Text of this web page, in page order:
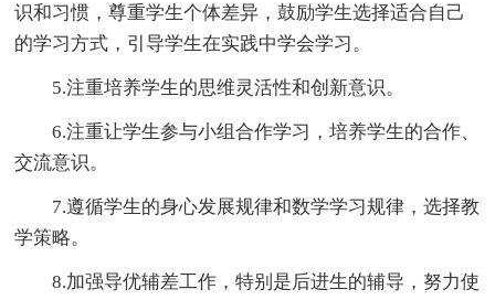
识和习惯，尊重学生个体差异，鼓励学生选择适合自己
的学习方式，引导学生在实践中学会学习。
5.注重培养学生的思维灵活性和创新意识。
6.注重让学生参与小组合作学习，培养学生的合作、
交流意识。
7.遵循学生的身心发展规律和数学学习规律，选择教
学策略。
8.加强导优辅差工作，特别是后进生的辅导，努力使